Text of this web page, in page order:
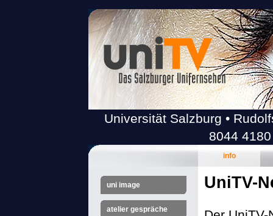
Universität Salzburg •
8044
info
uni image
atelier gespräche
UniTV-